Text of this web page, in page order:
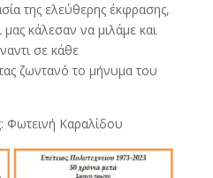
της ελεύθερης έκφρασης,
κάλεσαν να μιλάμε και
σε κάθε
ζωντανό το μήνυμα του
Φωτεινή Καραλίδου